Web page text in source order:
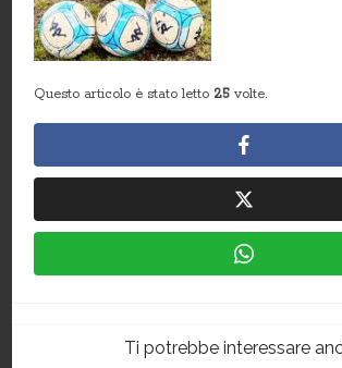
Questo articolo è stato letto 25 volte.
Ti potrebbe interessare